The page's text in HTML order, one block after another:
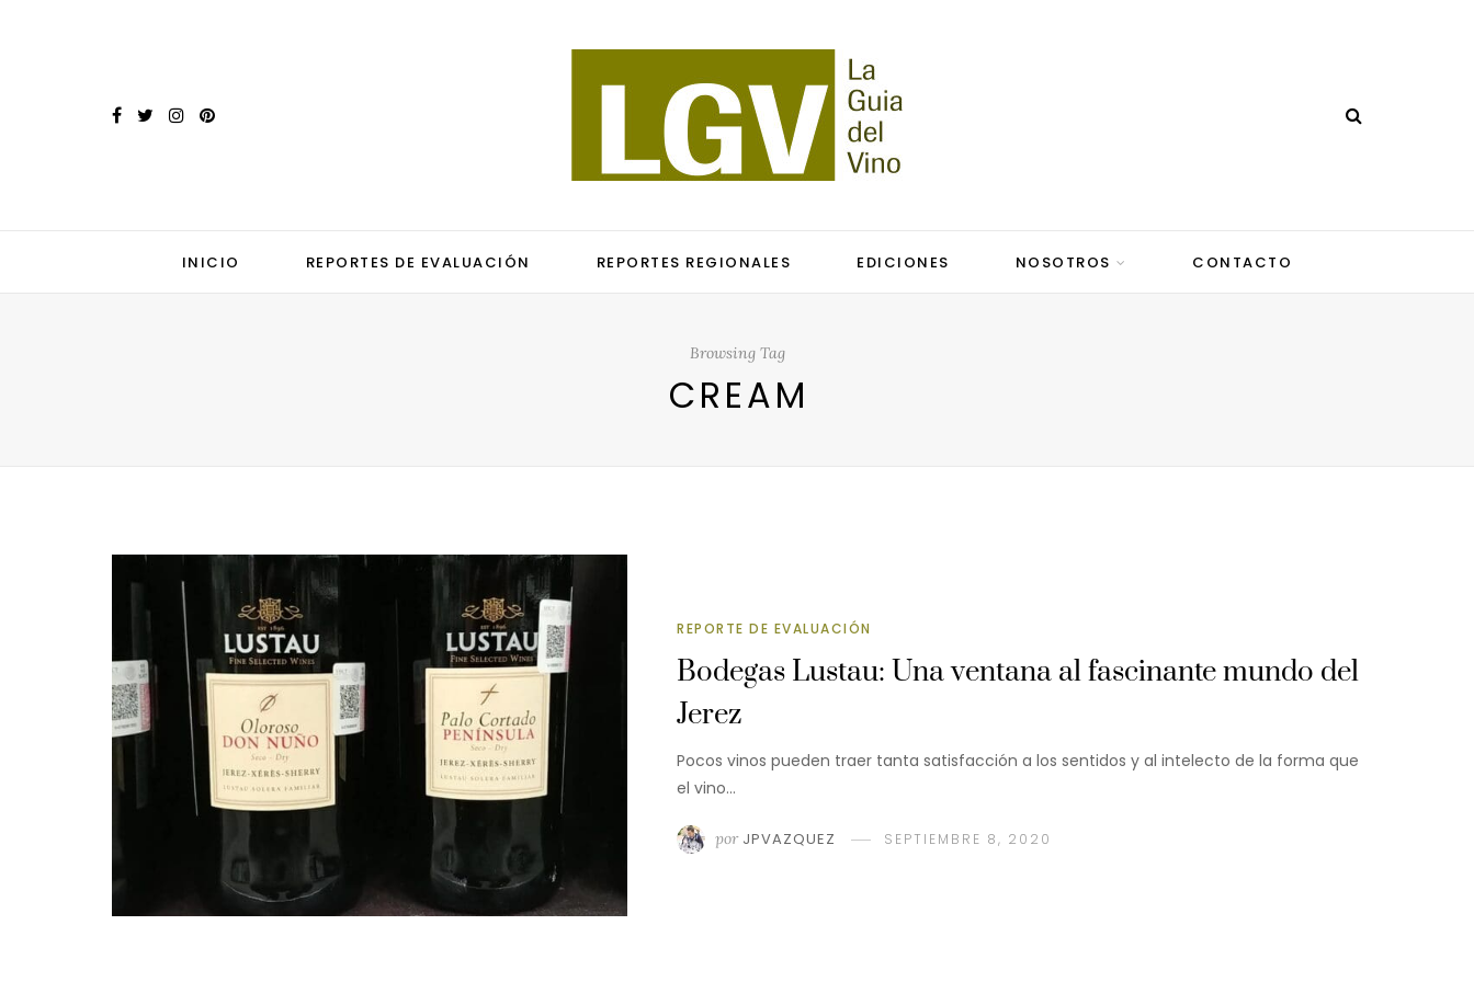
INICIO REPORTES DE EVALUACIÓN REPORTES REGIONALES EDICIONES NOSOTROS CONTACTO
Browsing Tag
CREAM
REPORTE DE EVALUACIÓN
Bodegas Lustau: Una ventana al fascinante mundo del
Jerez
Pocos vinos pueden traer tanta satisfacción a los sentidos y al intelecto de la forma que
el vino…
por JPVAZQUEZ SEPTIEMBRE 8, 2020